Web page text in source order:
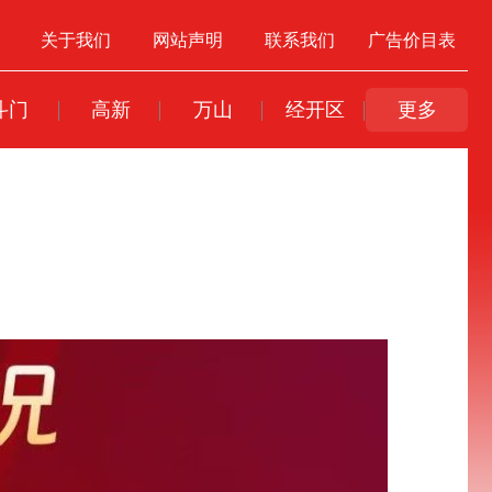
关于我们 网站声明 联系我们 广告价目表
门 高新 万山 经开区 更多